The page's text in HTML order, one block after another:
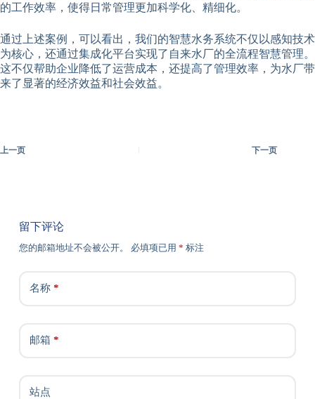
的工作效率，使得日常管理更加科学化、精细化。
通过上述案例，可以看出，我们的智慧水务系统不仅以感知技术
为核心，还通过集成化平台实现了自来水厂的全流程智慧管理。
这不仅帮助企业降低了运营成本，还提高了管理效率，为水厂带
来了显著的经济效益和社会效益。
上一页 下一页
留下评论
您的邮箱地址不会被公开。 必填项已用 * 标注
名称*
邮箱 *
站点